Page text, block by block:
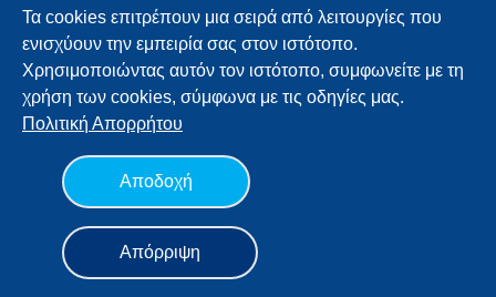
την ιδέα
σας
Σελίδα
Αναζήτησης
Βίβλος Ψηφιακού
Μετασχηματισμού
English
Μητρώων Ασθενών αποτέλεσαν
προτεραιότητες. Επίσης, η ανάπτυξη λύσεων
τηλεϊατρικήςστους κατοίκους απομακρυσμένων
περιοχών αποτελεί ένδειξη ότι στον τομέα της
υγείας υιοθετείται μια πολιτική με επίκεντρο τον
πολίτη, ενώ προωθούνται και άλλες καινοτόμες
δράσεις, όπως ημελέτη του γονιδιώματος
1η Αποτίμηση
Περισσότερες πληροφορίες
Τα cookies επιτρέπουν μια σειρά από λειτουργίες που
ενισχύουν την εμπειρία σας στον ιστότοπο.
Χρησιμοποιώντας αυτόν τον ιστότοπο, συμφωνείτε με τη
χρήση των cookies, σύμφωνα με τις οδηγίες μας.
Απορρήτου
Αποδοχή
Απόρριψη